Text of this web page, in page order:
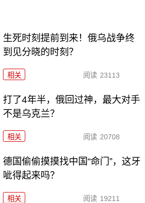
生死时刻提前到来！俄乌战争终
到见分晓的时刻？
相关 阅读 23113
打了4年半，俄回过神，最大对手
不是乌克兰？
相关 阅读 20708
德国偷偷摸摸找中国“命门”，这牙
呲得起来吗？
相关 阅读 19211